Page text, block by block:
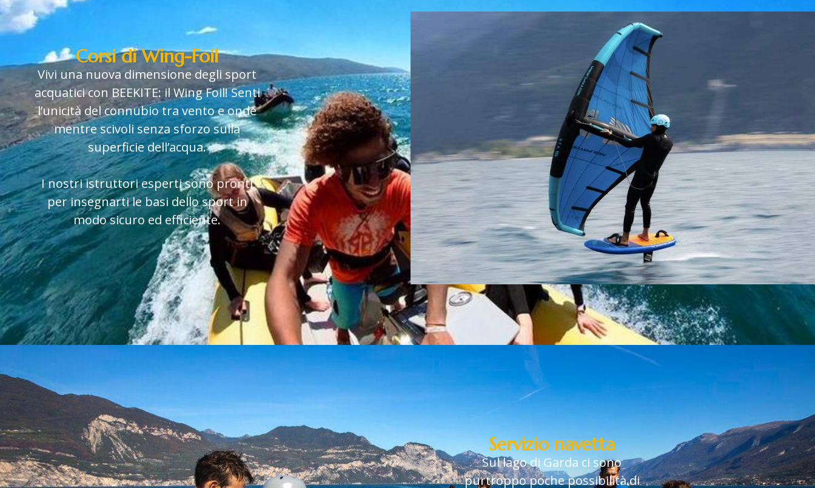
Corsi di Wing-Foil
Vivi una nuova dimensione degli sport
acquatici con BEEKITE: il Wing Foil! Senti
l’unicità del connubio tra vento e onde
mentre scivoli senza sforzo sulla
superficie dell’acqua.
I nostri istruttori esperti sono pronti
per insegnarti le basi dello sport in
modo sicuro ed efficiente.
Servizio navetta
Sul lago di Garda ci sono
purtroppo poche possibilità di